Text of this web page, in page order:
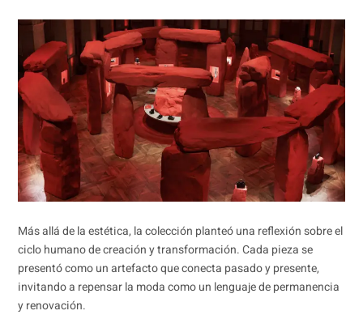
Más allá de la estética, la colección planteó una reflexión sobre el
ciclo humano de creación y transformación. Cada pieza se
presentó como un artefacto que conecta pasado y presente,
invitando a repensar la moda como un lenguaje de permanencia
y renovación.